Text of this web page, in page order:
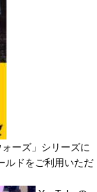
ーズ」シリーズに
ルドをご利用いただ